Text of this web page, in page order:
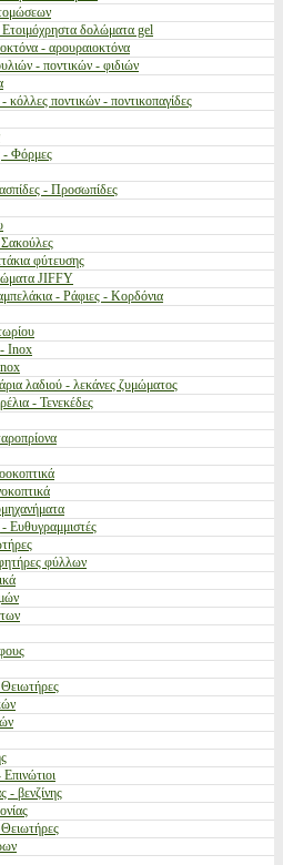
δολώματα gel
- αρουραιοκτόνα
- ποντικών - φιδιών
κόλλες ποντικών - ποντικοπαγίδες
- Φόρμες
- Προσωπίδες
φύτευσης
JIFFY
- Ράφιες - Κορδόνια
- Inox
λαδιού - λεκάνες ζυμώματος
- Τενεκέδες
Ευθυγραμμιστές
φύλλων
- βενζίνης